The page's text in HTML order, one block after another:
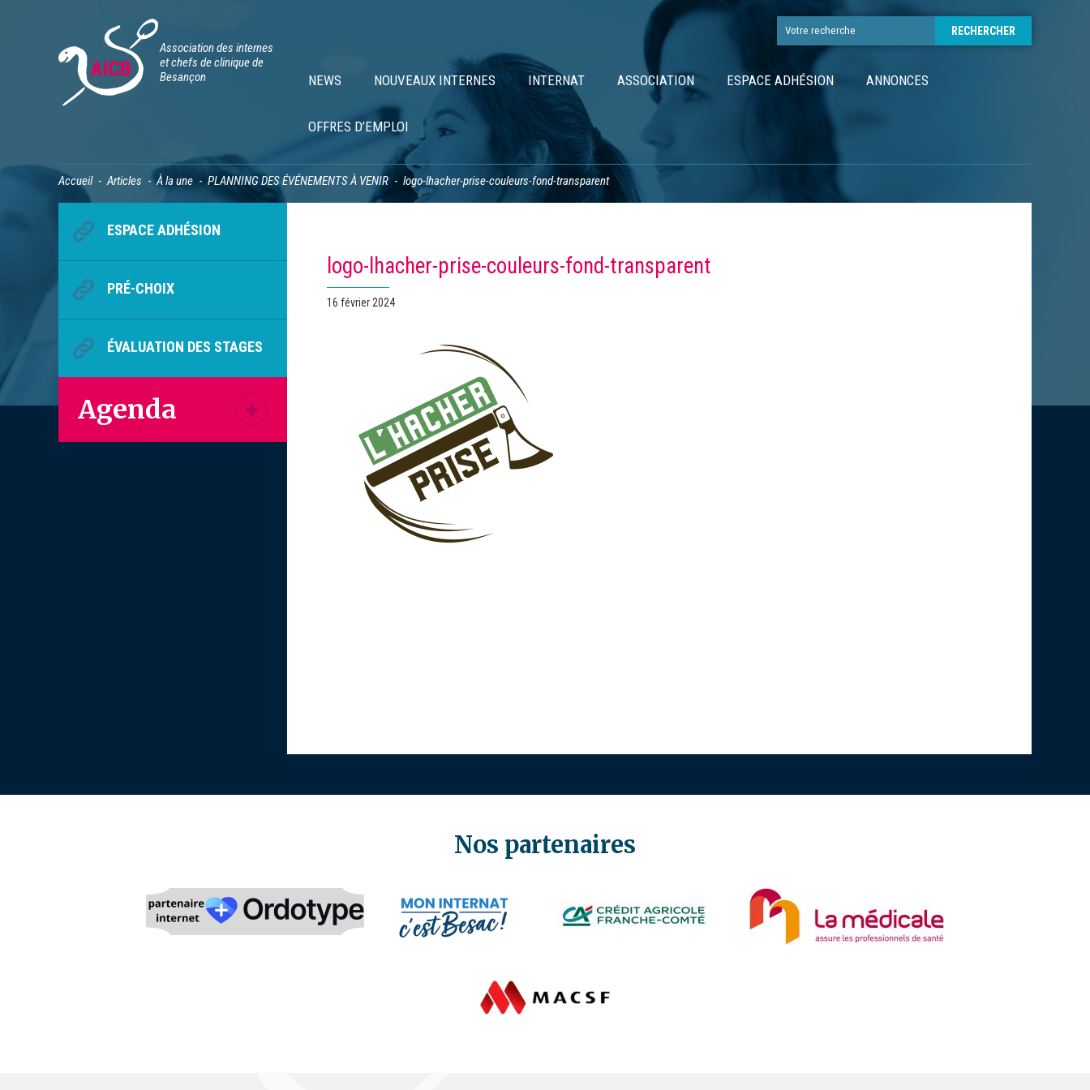
Association des internes
et chefs de clinique de
Besançon
NEWS NOUVEAUX INTERNES INTERNAT ASSOCIATION ESPACE ADHÉSION ANNONCES
OFFRES D’EMPLOI
Accueil Articles À la une PLANNING DES ÉVÉNEMENTS À VENIR logo-lhacher-prise-couleurs-fond-transparent
ESPACE ADHÉSION
PRÉ-CHOIX
ÉVALUATION DES STAGES
Agenda
logo-lhacher-prise-couleurs-fond-transparent
Publié
16 février 2024
Nos partenaires